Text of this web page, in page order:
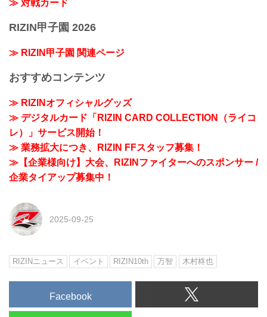
≫ 対戦カード
RIZIN甲子園 2026
≫ RIZIN甲子園 関連ページ
おすすめコンテンツ
≫ RIZINオフィシャルグッズ
≫ デジタルカード「RIZIN CARD COLLECTION（ライコ
レ）」サービス開始！
≫ 業務拡大につき、RIZIN FFスタッフ募集！
≫【企業様向け】大会、RIZINファイターへのスポンサー /
企業タイアップ募集中！
2025-09-25
RIZINニュース イベント RIZIN10th 万智 木村柊也
Facebook